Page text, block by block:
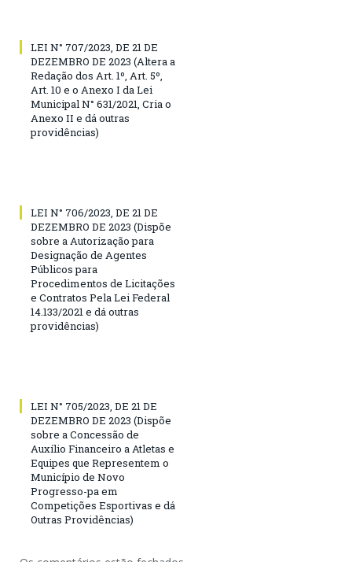
LEI N° 707/2023, DE 21 DE
DEZEMBRO DE 2023 (Altera a
Redação dos Art. 1º, Art. 5º,
Art. 10 e o Anexo I da Lei
Municipal N° 631/2021, Cria o
Anexo II e dá outras
providências)
LEI N° 706/2023, DE 21 DE
DEZEMBRO DE 2023 (Dispõe
sobre a Autorização para
Designação de Agentes
Públicos para
Procedimentos de Licitações
e Contratos Pela Lei Federal
14.133/2021 e dá outras
providências)
LEI N° 705/2023, DE 21 DE
DEZEMBRO DE 2023 (Dispõe
sobre a Concessão de
Auxílio Financeiro a Atletas e
Equipes que Representem o
Município de Novo
Progresso-pa em
Competições Esportivas e dá
Outras Providências)